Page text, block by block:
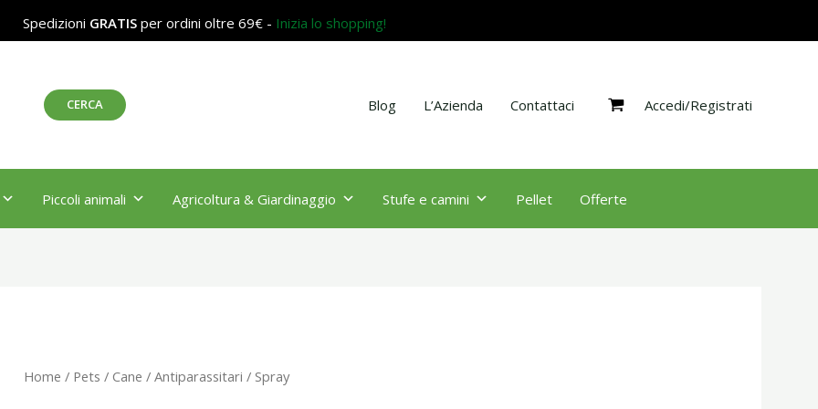
Spedizioni GRATIS per ordini oltre 69€ - Inizia lo shopping!
CERCA Blog L’Azienda Contattaci Accedi/Registrati
Piccoli animali Agricoltura & Giardinaggio Stufe e camini Pellet Offerte
Home / Pets / Cane / Antiparassitari / Spray